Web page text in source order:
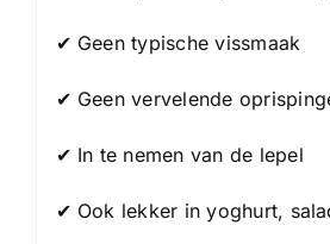
✔ Geen typische vissmaak
✔ Geen vervelende
✔ In te nemen van de lepel
✔ Ook lekker in yoghurt,